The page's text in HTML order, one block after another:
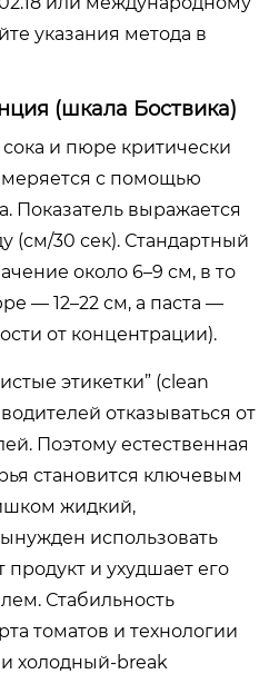
указания метода в
(шкала Боствика)
и пюре критически
с помощью
Показатель выражается
(см/30 сек). Стандартный
около 6–9 см, в то
— 12–22 см, а паста —
от концентрации).
этикетки” (clean
отказываться от
Поэтому естественная
становится ключевым
жидкий,
использовать
продукт и ухудшает его
Стабильность
томатов и технологии
холодный-break